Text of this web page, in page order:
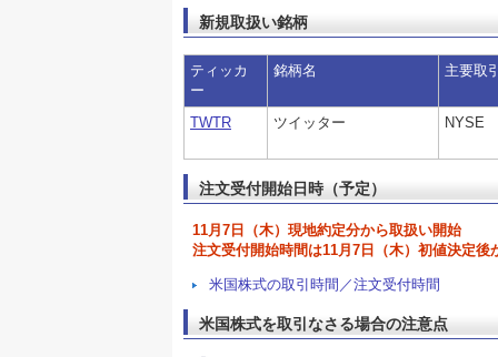
新規取扱い銘柄
ティッカ
ー
銘柄名 主要取
TWTR ツイッター NYSE
注文受付開始日時（予定）
11月7日（木）現地約定分から取扱い開始
注文受付開始時間は11月7日（木）初値決定後
米国株式の取引時間／注文受付時間
米国株式を取引なさる場合の注意点